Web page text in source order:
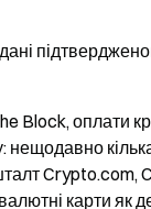
Block, оплати
нещодавно
карти як